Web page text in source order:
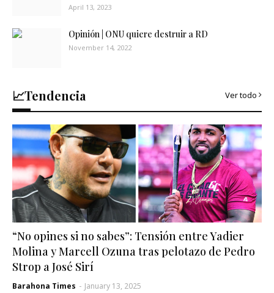
April 13, 2023
Opinión | ONU quiere destruir a RD
November 14, 2022
📈Tendencia Ver todo
“No opines si no sabes”: Tensión entre Yadier
Molina y Marcell Ozuna tras pelotazo de Pedro
Strop a José Sirí
Barahona Times - January 13, 2025